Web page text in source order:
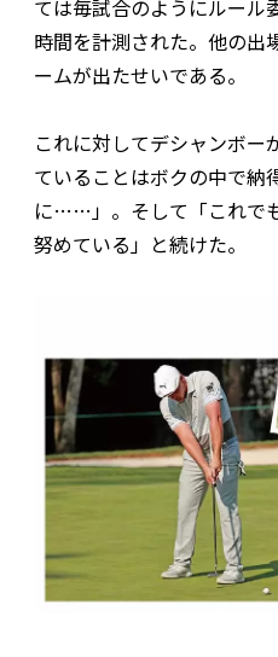
ては毎試合のようにルール
時間を計測された。他の出
ームが出たせいである。
これに対してデシャンボー
ていることはボクの中で納
に……」。そして「これで
努めている」と続けた。